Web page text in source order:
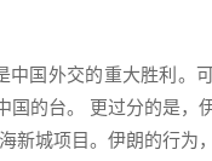
国外交的重大胜利。
国的台。 更过分的是，
新城项目。伊朗的行为